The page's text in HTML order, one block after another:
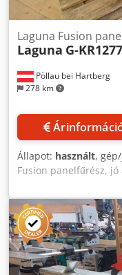
Pöllau bei Hartberg
278 km
Laguna Fusion
Laguna G-
Állapot: használt,
Fusion panelfűrész,
asztalhossz, 792 mm
magasság, 3800
Az árváltoztatás
szedési hibák